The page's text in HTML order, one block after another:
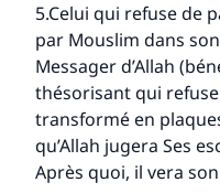
5.Celui qui refuse de
par Mouslim dans son
Messager d’Allah
thésorisant qui refuse
transformé en
qu’Allah jugera Ses
Après quoi, il vera